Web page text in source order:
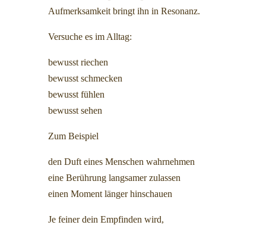
Aufmerksamkeit bringt ihn in Resonanz.
Versuche es im Alltag:
bewusst riechen
bewusst schmecken
bewusst fühlen
bewusst sehen
Zum Beispiel
den Duft eines Menschen wahrnehmen
eine Berührung langsamer zulassen
einen Moment länger hinschauen
Je feiner dein Empfinden wird,